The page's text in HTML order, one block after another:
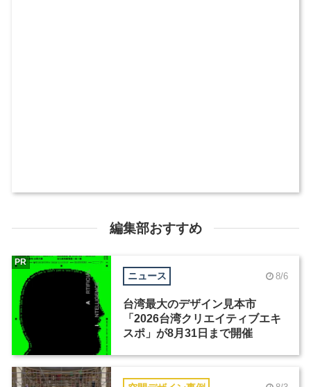
編集部おすすめ
ニュース 8/6
台湾最大のデザイン見本市
「2026台湾クリエイティブエキ
スポ」が8月31日まで開催
PR